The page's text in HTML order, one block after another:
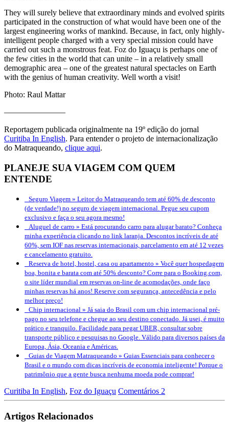
They will surely believe that extraordinary minds and evolved spirits
participated in the construction of what would have been one of the
largest engineering works of mankind. Because, in fact, only highly-
intelligent people charged with a very special mission could have
carried out such a monstrous feat. Foz do Iguaçu is perhaps one of
the few cities in the world that can unite – in a relatively small
demographic area – one of the greatest natural spectacles on Earth
with the genius of human creativity. Well worth a visit!
Photo: Raul Mattar
———————–
Reportagem publicada originalmente na 19º edição do jornal
Curitiba In English. Para entender o projeto de internacionalização
do Matraqueando, clique aqui.
PLANEJE SUA VIAGEM COM QUEM
ENTENDE
Seguro Viagem » Leitor do Matraqueando tem até 60% de desconto
(de verdade!) no seguro de viagem internacional. Pegue seu cupom
exclusivo e faça o seu agora mesmo!
Aluguel de carro » Está procurando carro para alugar barato? Conheça
minha experiência clicando no link laranja. Descontos incríveis de até
60%, sem IOF nas reservas internacionais, parcelamento em até 12 vezes
e cancelamento gratuito.
Reserva de hotel, hostel, casa ou apartamento » Você quer hospedagem
boa, bonita e barata com até 50% desconto? Corre para o Booking.com,
o site líder mundial em reservas on-line de acomodações, onde faço
minhas reservas há anos! Reserve com segurança, antecedência e pelo
melhor preço!
Chip internacional » Já saia do Brasil com um chip internacional pré-
pago no seu telefone e chegue ao seu destino conectado. Já usei, é muito
prático e tranquilo. Facilidade para pegar UBER, consultar sobre
transporte público e pesquisas no Google. Válido para diversos países da
Europa, Ásia, Oceania e Américas.
Guias de Viagem Matraqueando » Guias Essenciais para conhecer o
Brasil e o mundo com dicas incríveis de economia inteligente! Porque o
patrimônio que a gente busca nenhuma moeda pode comprar!
Curitiba In English, Foz do Iguaçu Comentários 2
Artigos Relacionados